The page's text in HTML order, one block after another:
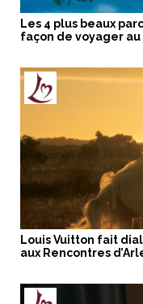
Les 4 plus beaux
façon de voyager
Louis Vuitton fait
aux Rencontres